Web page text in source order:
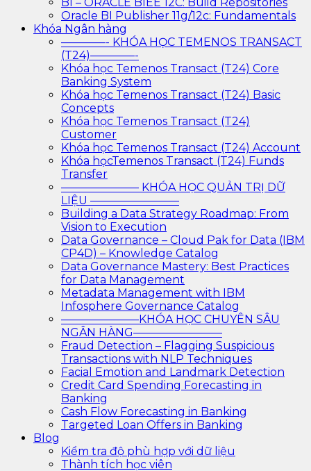
Oracle BI Publisher 11g/12c: Fundamentals
Khóa Ngân hàng
————- KHÓA HỌC TEMENOS TRANSACT
(T24)————-
Khóa học Temenos Transact (T24) Core
Banking System
Khóa học Temenos Transact (T24) Basic
Concepts
Khóa học Temenos Transact (T24)
Customer
Khóa học Temenos Transact (T24) Account
Khóa họcTemenos Transact (T24) Funds
Transfer
——————— KHÓA HỌC QUẢN TRỊ DỮ
LIỆU ————————
Building a Data Strategy Roadmap: From
Vision to Execution
Data Governance – Cloud Pak for Data (IBM
CP4D) – Knowledge Catalog
Data Governance Mastery: Best Practices
for Data Management
Metadata Management with IBM
Infosphere Governance Catalog
———————KHÓA HỌC CHUYÊN SÂU
NGÂN HÀNG————————
Fraud Detection – Flagging Suspicious
Transactions with NLP Techniques
Facial Emotion and Landmark Detection
Credit Card Spending Forecasting in
Banking
Cash Flow Forecasting in Banking
Targeted Loan Offers in Banking
Blog
Kiểm tra độ phù hợp với dữ liệu
Thành tích học viên